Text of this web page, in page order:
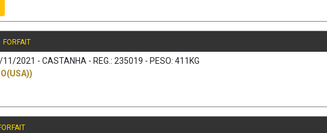
FORFAIT
11/2021 - CASTANHA - REG.: 235019 - PESO: 411KG